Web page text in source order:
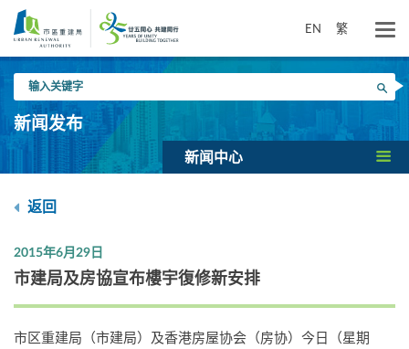
要
EN 繁
入
关
键
搜寻
新闻发布
新闻中心
返回
2015年6月29日
市建局及房協宣布樓宇復修新安排
市区重建局（市建局）及香港房屋协会（房协）今日（星期